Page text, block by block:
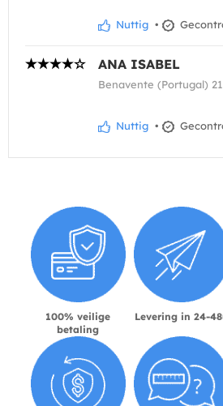
Nuttig •
ANA ISABEL
Benavente (Portugal)
Nuttig •
100% veilige
betaling
Levering in 24-